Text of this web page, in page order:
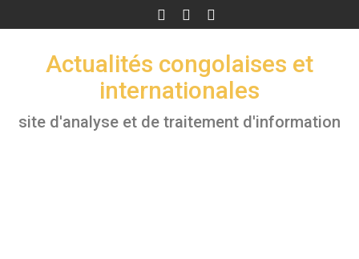
to
Actualités congolaises et
internationales
site d'analyse et de traitement d'information